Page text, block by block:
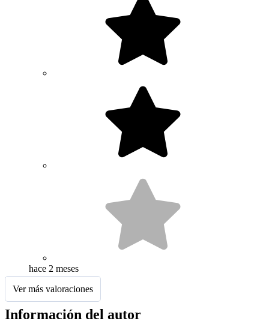
hace 2 meses
Ver más valoraciones
Información del autor